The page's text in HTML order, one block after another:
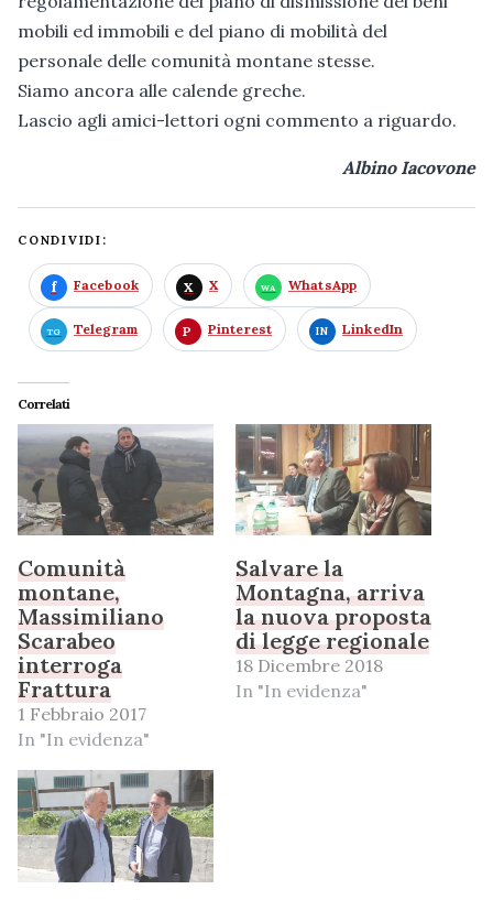
mobili ed immobili e del piano di mobilità del
personale delle comunità montane stesse.
Siamo ancora alle calende greche.
Lascio agli amici-lettori ogni commento a riguardo.
Albino Iacovone
CONDIVIDI:
Facebook X WhatsApp
Telegram Pinterest LinkedIn
Correlati
Comunità
montane,
Massimiliano
Scarabeo
interroga
Frattura
1 Febbraio 2017
In "In evidenza"
Salvare la
Montagna, arriva
la nuova proposta
di legge regionale
18 Dicembre 2018
In "In evidenza"